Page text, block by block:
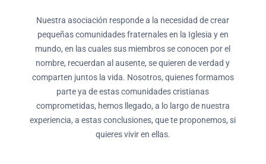
Nuestra asociación responde a la necesidad de crear
pequeñas comunidades fraternales en la Iglesia y en
mundo, en las cuales sus miembros se conocen por el
nombre, recuerdan al ausente, se quieren de verdad y
comparten juntos la vida. Nosotros, quienes formamos
parte ya de estas comunidades cristianas
comprometidas, hemos llegado, a lo largo de nuestra
experiencia, a estas conclusiones, que te proponemos, si
quieres vivir en ellas.